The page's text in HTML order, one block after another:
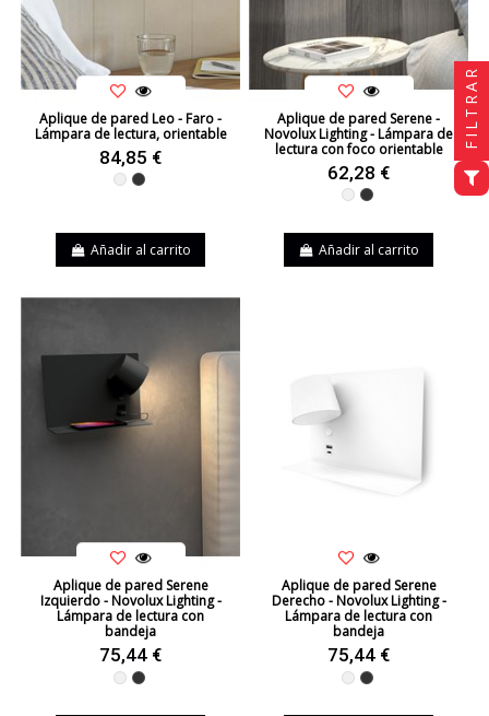
Aplique de pared Leo - Faro -
Lámpara de lectura, orientable
84,85 €
BlancoNegro
Añadir al carrito
Aplique de pared Serene -
Novolux Lighting - Lámpara de
lectura con foco orientable
62,28 €
BlancoNegro
Añadir al carrito
Aplique de pared Serene
Izquierdo - Novolux Lighting -
Lámpara de lectura con
bandeja
75,44 €
BlancoNegro
Aplique de pared Serene
Derecho - Novolux Lighting -
Lámpara de lectura con
bandeja
75,44 €
BlancoNegro
FILTRAR